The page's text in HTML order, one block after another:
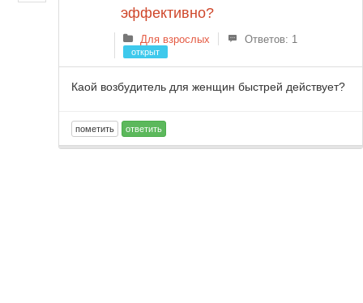
эффективно?
Для взрослых Ответов: 1
открыт
Каой возбудитель для женщин быстрей действует?